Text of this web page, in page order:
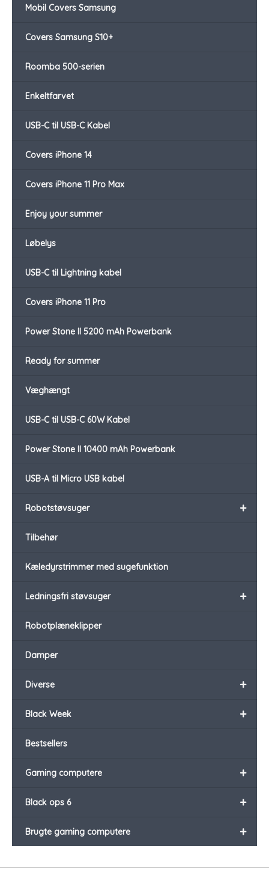
Mobil Covers Samsung
Covers Samsung S10+
Roomba 500-serien
Enkeltfarvet
USB-C til USB-C Kabel
Covers iPhone 14
Covers iPhone 11 Pro Max
Enjoy your summer
Løbelys
USB-C til Lightning kabel
Covers iPhone 11 Pro
Power Stone II 5200 mAh Powerbank
Ready for summer
Væghængt
USB-C til USB-C 60W Kabel
Power Stone II 10400 mAh Powerbank
USB-A til Micro USB kabel
+
Robotstøvsuger
Tilbehør
Kæledyrstrimmer med sugefunktion
+
Ledningsfri støvsuger
Robotplæneklipper
Damper
+
Diverse
+
Black Week
Bestsellers
+
Gaming computere
+
Black ops 6
+
Brugte gaming computere